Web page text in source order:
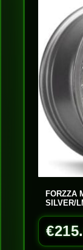
FORZZA
SILVER/
€